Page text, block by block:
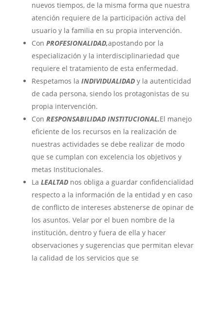
nuevos tiempos, de la misma forma que nuestra
atención requiere de la participación activa del
usuario y la familia en su propia intervención.
Con PROFESIONALIDAD,apostando por la
especialización y la interdisciplinariedad que
requiere el tratamiento de esta enfermedad.
Respetamos la INDIVIDUALIDADy la autenticidad
de cada persona, siendo los protagonistas de su
propia intervención.
Con RESPONSABILIDAD INSTITUCIONAL.El manejo
eficiente de los recursos en la realización de
nuestras actividades se debe realizar de modo
que se cumplan con excelencia los objetivos y
metas Institucionales.
La LEALTAD nos obliga a guardar confidencialidad
respecto a la información de la entidad y en caso
de conflicto de intereses abstenerse de opinar de
los asuntos. Velar por el buen nombre de la
institución, dentro y fuera de ella y hacer
observaciones y sugerencias que permitan elevar
la calidad de los servicios que se